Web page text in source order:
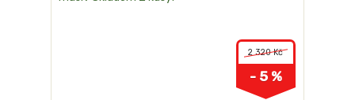
2 320 Kč
- 5 %